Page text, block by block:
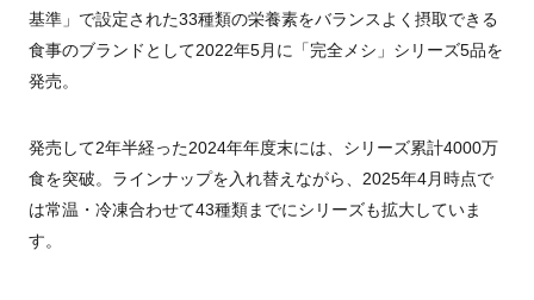
基準」で設定された33種類の栄養素をバランスよく摂取できる
食事のブランドとして2022年5月に「完全メシ」シリーズ5品を
発売。
発売して2年半経った2024年年度末には、シリーズ累計4000万
食を突破。ラインナップを入れ替えながら、 2025年4月時点で
は常温・冷凍合わせて43種類までにシリーズも拡大していま
す。